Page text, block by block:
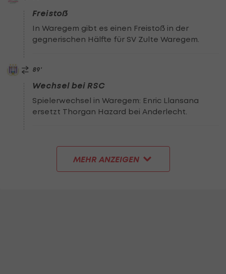
Freistoß
In Waregem gibt es einen Freistoß in der
gegnerischen Hälfte für SV Zulte Waregem.
89'
Wechsel bei RSC
Spielerwechsel in Waregem: Enric Llansana
ersetzt Thorgan Hazard bei Anderlecht.
MEHR ANZEIGEN